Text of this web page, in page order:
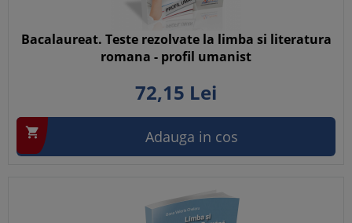
Bacalaureat. Teste rezolvate la limba si literatura
romana - profil umanist
72,15 Lei
 Adauga in cos